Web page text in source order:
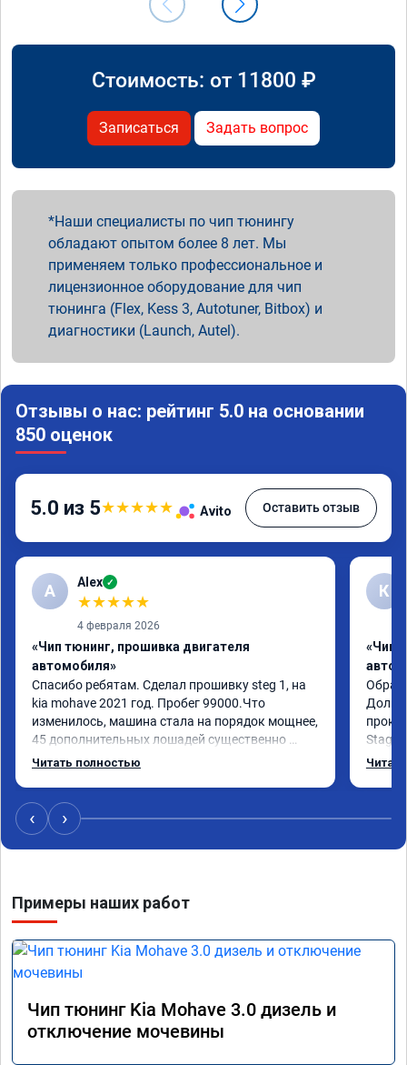
Стоимость: от 11800 ₽
Записаться Задать вопрос
Наши специалисты по чип тюнингу
обладают опытом более 8 лет. Мы
применяем только профессиональное и
лицензионное оборудование для чип
тюнинга (Flex, Kess 3, Autotuner, Bitbox) и
диагностики (Launch, Autel).
Отзывы о нас: рейтинг 5.0 на основании
850 оценок
5.0 из 5★★★★★ Avito Оставить отзыв
A Alex ✓
★★★★★
4 февраля 2026
«Чип тюнинг, прошивка двигателя
автомобиля»
Спасибо ребятам. Сделал прошивку steg 1, на
kia mohave 2021 год. Пробег 99000.Что
изменилось, машина стала на порядок мощнее,
45 дополнительных лошадей существенно
чувствуется и соответственно крутящего
12-12.5. Коробка перестала подпинывать при
наборе скорости. Педаль газа более
отзывчевее. В целом, я очень доволен.!
Читать полностью
К
«Чип
Долго
Stage
с
‹ ›
Примеры наших работ
Чип тюнинг Kia Mohave 3.0 дизель и
отключение мочевины